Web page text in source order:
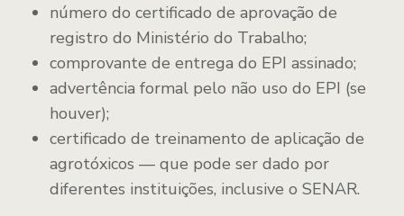
número do certificado de aprovação de
registro do Ministério do Trabalho;
comprovante de entrega do EPI assinado;
advertência formal pelo não uso do EPI (se
houver);
certificado de treinamento de aplicação de
agrotóxicos — que pode ser dado por
diferentes instituições, inclusive o SENAR.